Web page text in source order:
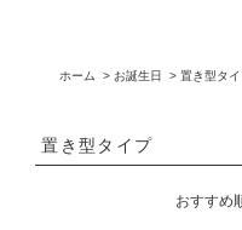
ホーム > お誕生日 >置き型タ
置き型タイプ
おすすめ